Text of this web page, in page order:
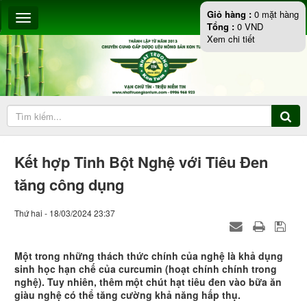
Kết hợp Tinh Bột Nghệ với Tiêu Đen
tăng công dụng
Thứ hai - 18/03/2024 23:37
Một trong những thách thức chính của nghệ là khả dụng
sinh học hạn chế của curcumin (hoạt chính chính trong
nghệ). Tuy nhiên, thêm một chút hạt tiêu đen vào bữa ăn
giàu nghệ có thể tăng cường khả năng hấp thụ.
Giỏ hàng : 0 mặt hàng
Tổng : 0 VND
Xem chi tiết